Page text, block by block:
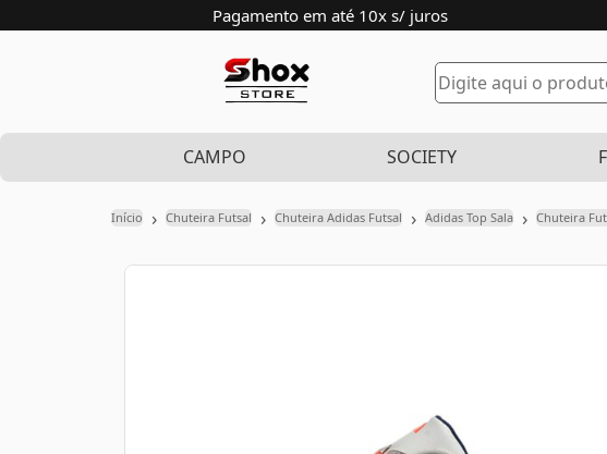
Pagamento em até 10x s/ juros
CAMPO SOCIETY
Início › Chuteira Futsal › Chuteira Adidas Futsal › Adidas Top Sala › Chuteira